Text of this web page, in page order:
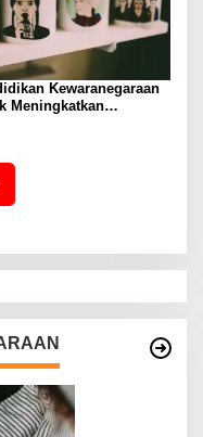
Kewaranegaraan
Meningkatkan